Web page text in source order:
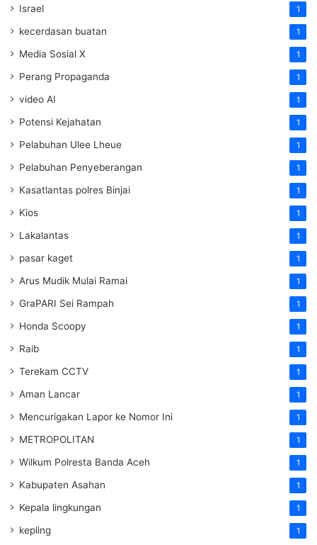
Israel 1
kecerdasan buatan 1
Media Sosial X 1
Perang Propaganda 1
video AI 1
Potensi Kejahatan 1
Pelabuhan Ulee Lheue 1
Pelabuhan Penyeberangan 1
Kasatlantas polres Binjai 1
Kios 1
Lakalantas 1
pasar kaget 1
Arus Mudik Mulai Ramai 1
GraPARI Sei Rampah 1
Honda Scoopy 1
Raib 1
Terekam CCTV 1
Aman Lancar 1
Mencurigakan Lapor ke Nomor Ini 1
METROPOLITAN 1
Wilkum Polresta Banda Aceh 1
Kabupaten Asahan 1
Kepala lingkungan 1
kepling 1